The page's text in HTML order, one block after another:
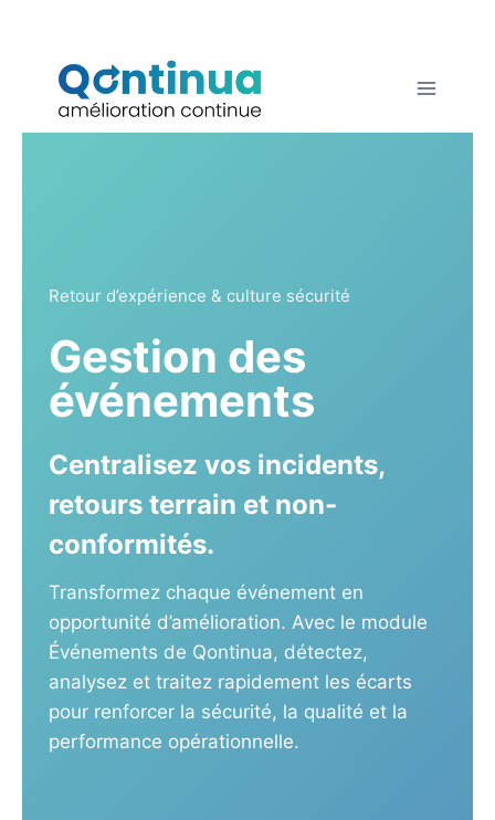
contenu
Retour d’expérience & culture sécurité
Gestion des
événements
Centralisez vos incidents,
retours terrain et non-
conformités.
Transformez chaque événement en
opportunité d’amélioration. Avec le module
Événements de Qontinua, détectez,
analysez et traitez rapidement les écarts
pour renforcer la sécurité, la qualité et la
performance opérationnelle.